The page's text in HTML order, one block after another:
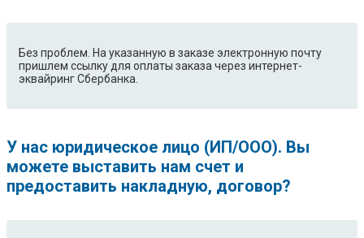
Без проблем. На указанную в заказе электронную почту
пришлем ссылку для оплаты заказа через интернет-
эквайринг Сбербанка.
У нас юридическое лицо (ИП/ООО). Вы
можете выставить нам счет и
предоставить накладную, договор?